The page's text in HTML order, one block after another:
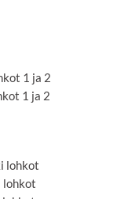
1 ja 2
1 ja 2
lohkot
lohkot